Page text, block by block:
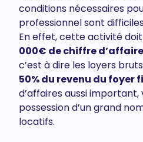
conditions nécessaires
professionnel sont
En effet, cette activité
000€ de chiffre
c’est à dire les loyers
50% du revenu du foyer
d’affaires aussi
possession d’un grand
locatifs.